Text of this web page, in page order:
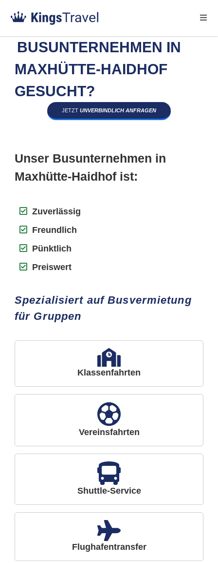
BUSUNTERNEHMEN IN
MAXHÜTTE-HAIDHOF
GESUCHT?
JETZT UNVERBINDLICH ANFRAGEN
Unser Busunternehmen in
Maxhütte-Haidhof ist:
Zuverlässig
Freundlich
Pünktlich
Preiswert
Spezialisiert auf Busvermietung
für Gruppen
Klassenfahrten
Vereinsfahrten
Shuttle-Service
Flughafentransfer